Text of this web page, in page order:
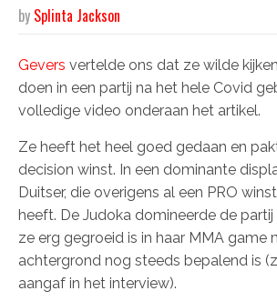
by Splinta Jackson
Gevers vertelde ons dat ze wilde
doen in een partij na het hele Covid
volledige video onderaan het artikel.
Ze heeft het heel goed gedaan en
decision winst. In een dominante
Duitser, die overigens al een PRO
heeft. De Judoka domineerde de
ze erg gegroeid is in haar MMA game
achtergrond nog steeds bepalend is
aangaf in het interview).